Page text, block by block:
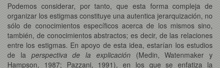
Podemos considerar, por tanto, que esta forma compleja de
organizar los estigmas constituye una autentica jerarquización, no
sólo de conocimientos específicos acerca de los mismos sino,
también, de conocimientos abstractos; es decir, de las relaciones
entre los estigmas. En apoyo de esta idea, estarían los estudios
de la perspectiva de la explicación(Medin, Watenmaker y
Hampson, 1987; Pazzani, 1991), en los que se enfatiza la